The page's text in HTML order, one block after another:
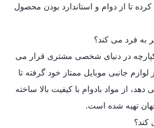
کرده تا از دوام و استاندارد بودن محصول
به فرد می کند؟
در دنیای شخصی مشتری قرار می
جانبی موبایل ممتاز خود گرفته تا
از مواد بادوام با کیفیت بالا ساخته
تهیه شده است.
کند؟